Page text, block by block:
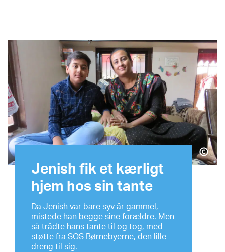
Jenish fik et kærligt
hjem hos sin tante
Da Jenish var bare syv år gammel,
mistede han begge sine forældre. Men
så trådte hans tante til og tog, med
støtte fra SOS Børnebyerne, den lille
dreng til sig.